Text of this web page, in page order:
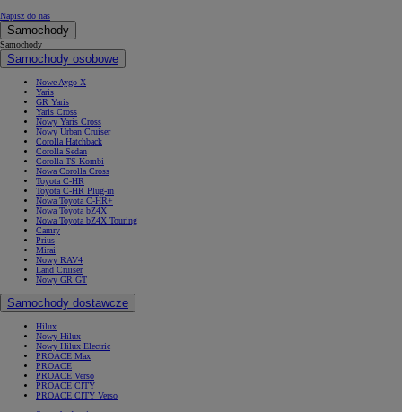
Napisz do nas
Samochody
Samochody
Samochody osobowe
Nowe Aygo X
Yaris
GR Yaris
Yaris Cross
Nowy Yaris Cross
Nowy Urban Cruiser
Corolla Hatchback
Corolla Sedan
Corolla TS Kombi
Nowa Corolla Cross
Toyota C-HR
Toyota C-HR Plug-in
Nowa Toyota C-HR+
Nowa Toyota bZ4X
Nowa Toyota bZ4X Touring
Camry
Prius
Mirai
Nowy RAV4
Land Cruiser
Nowy GR GT
Samochody dostawcze
Hilux
Nowy Hilux
Nowy Hilux Electric
PROACE Max
PROACE
PROACE Verso
PROACE CITY
PROACE CITY Verso